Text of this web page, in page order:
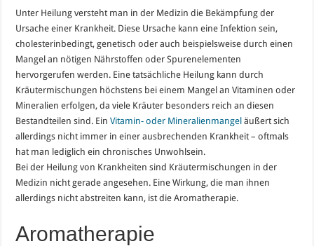
Unter Heilung versteht man in der Medizin die Bekämpfung der
Ursache einer Krankheit. Diese Ursache kann eine Infektion sein,
cholesterinbedingt, genetisch oder auch beispielsweise durch einen
Mangel an nötigen Nährstoffen oder Spurenelementen
hervorgerufen werden. Eine tatsächliche Heilung kann durch
Kräutermischungen höchstens bei einem Mangel an Vitaminen oder
Mineralien erfolgen, da viele Kräuter besonders reich an diesen
Bestandteilen sind. EinVitamin- oder Mineralienmangel äußert sich
allerdings nicht immer in einer ausbrechenden Krankheit – oftmals
hat man lediglich ein chronisches Unwohlsein.
Bei der Heilung von Krankheiten sind Kräutermischungen in der
Medizin nicht gerade angesehen. Eine Wirkung, die man ihnen
allerdings nicht abstreiten kann, ist die Aromatherapie.
Aromatherapie